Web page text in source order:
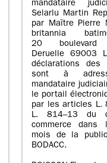
mandataire
Selarlu Martin
par Maître Pierre
britannia
20 boulevard
Deruelle 69003
déclarations des
sont à
mandataire
le portail
par les articles L.
L. 814–13 du
commerce dans
mois de la
BODACC.